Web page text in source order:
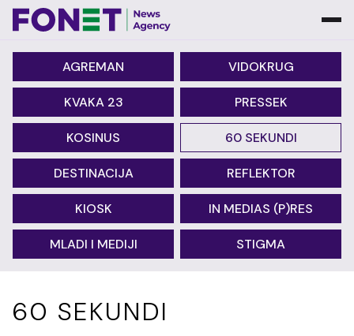
AGREMAN VIDOKRUG
KVAKA 23 PRESSEK
KOSINUS 60 SEKUNDI
DESTINACIJA REFLEKTOR
KIOSK IN MEDIAS (P)RES
MLADI I MEDIJI STIGMA
60 SEKUNDI